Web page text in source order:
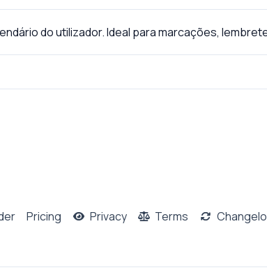
do utilizador. Ideal para marcações,
Pricing Privacy Terms